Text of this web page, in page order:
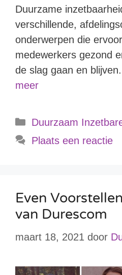
Duurzame
verschillende,
onderwerpen die
medewerkers gezond
de slag gaan en
meer
Duurzaam
Plaats een reactie
Even
van Durescom
maart 18, 2021 door